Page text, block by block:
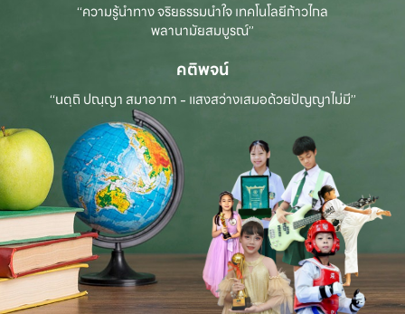
“ความรู้นำทาง จริยธรรมนำใจ เทคโนโลยีก้าวไกล
พลานามัยสมบูรณ์”
คติพจน์
“นตฺถิ ปณฺญา สมาอาภา - แสงสว่างเสมอด้วยปัญญาไม่มี”